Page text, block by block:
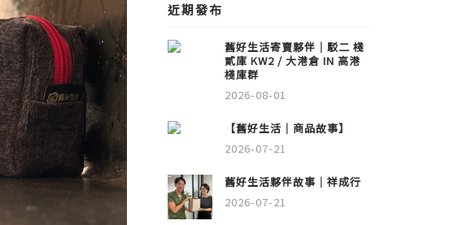
近期發布
舊好生活寄賣夥伴｜駁二 棧
貳庫 KW2 / 大港倉 IN 高港
棧庫群
2026-08-01
【舊好生活｜商品故事】
2026-07-21
舊好生活夥伴故事｜祥成行
2026-07-21